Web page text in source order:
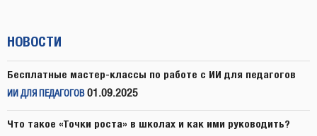
НОВОСТИ
Бесплатные мастер-классы по работе с ИИ для педагогов
ИИ ДЛЯ ПЕДАГОГОВ 01.09.2025
Что такое «Точки роста» в школах и как ими руководить?